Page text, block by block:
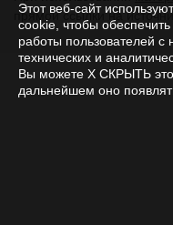
прямой ссылки на
Этот веб-сайт
cookie, чтобы обеспечить
работы пользователей с
технических и
Вы можете Х СКРЫТЬ
дальнейшем оно